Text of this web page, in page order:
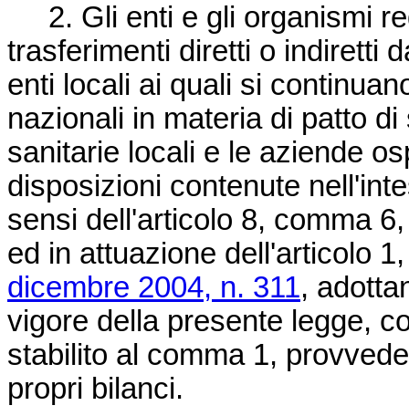
2. Gli enti e gli organismi
trasferimenti diretti o indiretti
enti locali ai quali si
nazionali in materia di patto
sanitarie locali e le aziende
disposizioni contenute
sensi dell'articolo 8, comma
ed in attuazione dell'articolo
dicembre 2004, n. 311,
vigore della presente legge,
stabilito al comma 1,
propri bilanci.